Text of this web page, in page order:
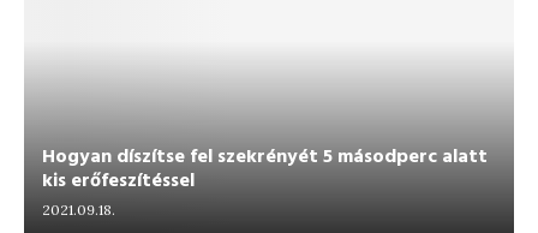
Hogyan díszítse fel szekrényét 5 másodperc alatt
kis erőfeszítéssel
2021.09.18.